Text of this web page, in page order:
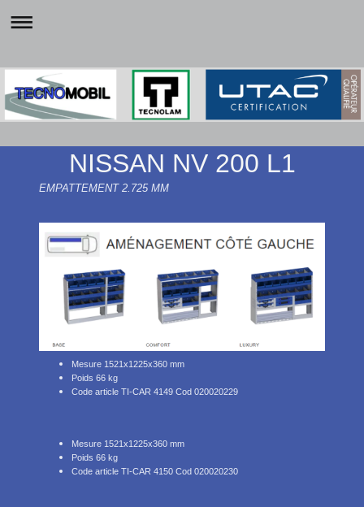
NISSAN NV 200 L1
EMPATTEMENT 2.725 MM
Mesure 1521x1225x360 mm
Poids 66 kg
Code article TI-CAR 4149 Cod 020020229
Mesure 1521x1225x360 mm
Poids 66 kg
Code article TI-CAR 4150 Cod 020020230